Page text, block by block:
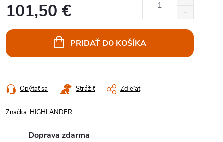
101,50 €
cena:
PRIDAŤ DO KOŠÍKA
Opýtať sa Strážiť Zdieľať
Značka: HIGHLANDER
Doprava zdarma